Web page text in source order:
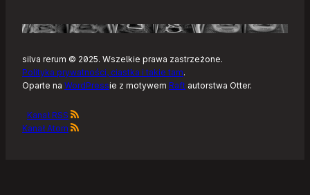
silva rerum © 2025. Wszelkie prawa zastrzeżone.
Polityka prywatności, ciastka i takie tam.
Oparte na WordPressie z motywem Raft autorstwa Otter.
Kanał RSS
Kanał Atom